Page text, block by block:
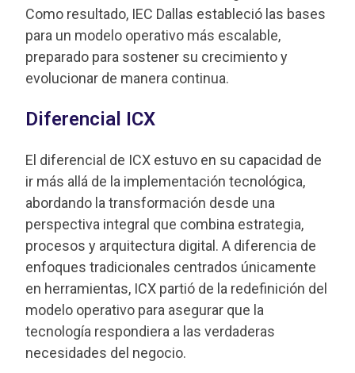
Como resultado, IEC Dallas estableció las bases
para un modelo operativo más escalable,
preparado para sostener su crecimiento y
evolucionar de manera continua.
Diferencial ICX
El diferencial de ICX estuvo en su capacidad de
ir más allá de la implementación tecnológica,
abordando la transformación desde una
perspectiva integral que combina estrategia,
procesos y arquitectura digital. A diferencia de
enfoques tradicionales centrados únicamente
en herramientas, ICX partió de la redefinición del
modelo operativo para asegurar que la
tecnología respondiera a las verdaderas
necesidades del negocio.